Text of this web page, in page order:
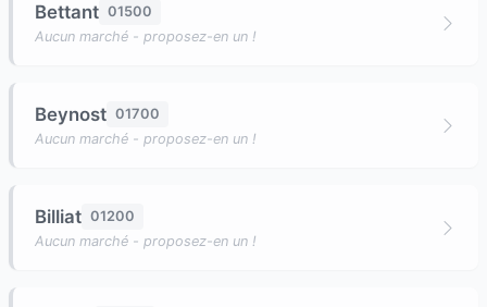
Bettant 01500
Aucun marché - proposez-en un !
Beynost 01700
Aucun marché - proposez-en un !
Billiat 01200
Aucun marché - proposez-en un !